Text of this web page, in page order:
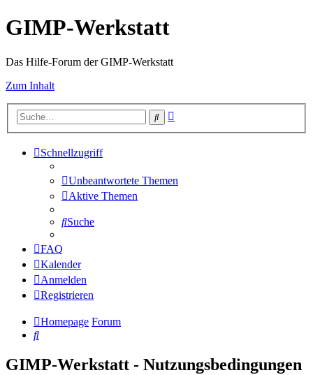
GIMP-Werkstatt
Das Hilfe-Forum der GIMP-Werkstatt
Zum Inhalt
Suche
Schnellzugriff
Unbeantwortete Themen
Aktive Themen
Suche
FAQ
Kalender
Anmelden
Registrieren
Homepage Forum
Suche
GIMP-Werkstatt - Nutzungsbedingungen